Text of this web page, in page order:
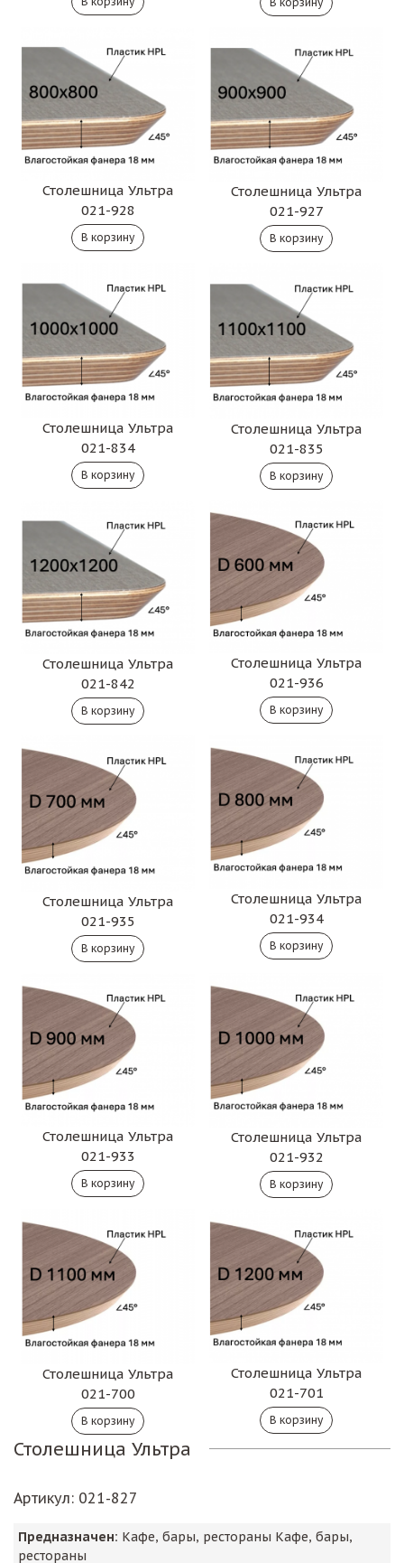
Столешница Ультра
021-928
Столешница Ультра
021-927
Столешница Ультра
021-834
Столешница Ультра
021-835
Столешница Ультра
021-842
Столешница Ультра
021-936
Столешница Ультра
021-935
Столешница Ультра
021-934
Столешница Ультра
021-933
Столешница Ультра
021-932
Столешница Ультра
021-700
Столешница Ультра
021-701
Столешница Ультра
Артикул: 021-827
Предназначен: Кафе, бары, рестораны Кафе, бары,
рестораны